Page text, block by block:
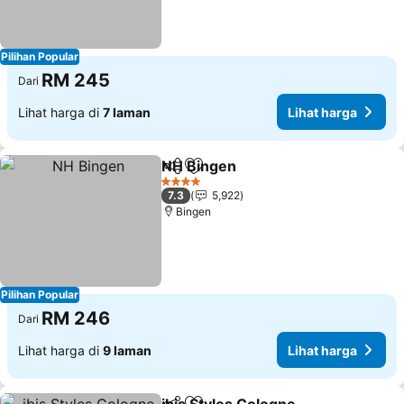
Pilihan Popular
Dari RM 245
Lihat harga di 7 laman Lihat harga
Pilihan Popular
KongsiTambah ke favorit
NH Bingen
4 Bintang
7.3
5,922
Bingen
Dari RM 246
Lihat harga di 9 laman Lihat harga